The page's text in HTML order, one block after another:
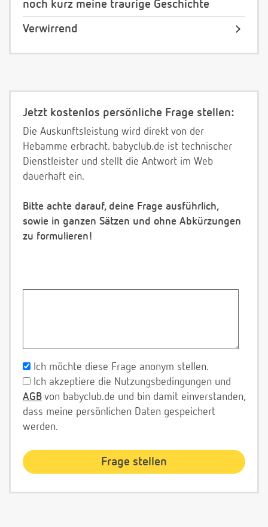
noch kurz meine traurige Geschichte
Verwirrend
Jetzt kostenlos persönliche Frage stellen:
Die Auskunftsleistung wird direkt von der
Hebamme erbracht. babyclub.de ist technischer
Dienstleister und stellt die Antwort im Web
dauerhaft ein.
Bitte achte darauf, deine Frage ausführlich,
sowie in ganzen Sätzen und ohne Abkürzungen
zu formulieren!
Ich möchte diese Frage anonym stellen.
Ich akzeptiere die Nutzungsbedingungen und
AGB von babyclub.de und bin damit einverstanden,
dass meine persönlichen Daten gespeichert
werden.